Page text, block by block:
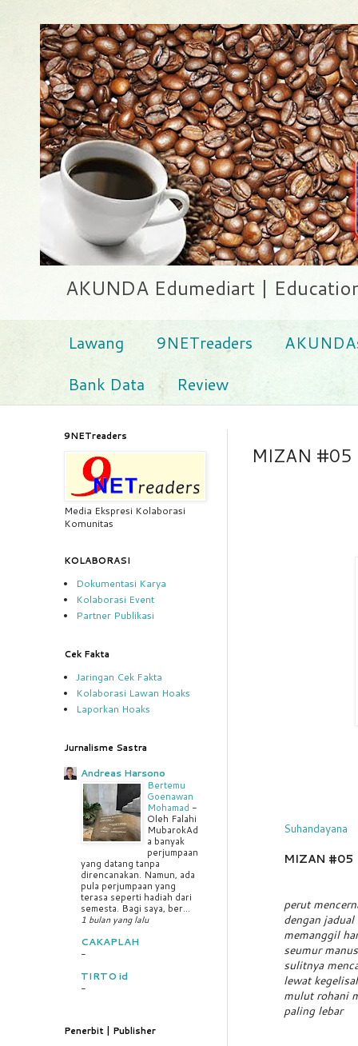
AKUNDA Edumediart |
Lawang 9NETreaders
Bank Data
Review
MIZAN #05
Suhandayana
MIZAN #05
perut
dengan jadual
memanggil
seumur
sulitnya
lewat
mulut rohani
paling lebar
9NETreaders
Media Ekspresi Kolaborasi
Komunitas
KOLABORASI
Dokumentasi Karya
Kolaborasi Event
Partner Publikasi
Cek Fakta
Jaringan Cek Fakta
Kolaborasi Lawan Hoaks
Laporkan Hoaks
Jurnalisme Sastra
Andreas Harsono
Bertemu
Goenawan
Mohamad -
Oleh Falahi
MubarokAd
a banyak
perjumpaan
yang datang tanpa
direncanakan. Namun, ada
pula perjumpaan yang
terasa seperti hadiah dari
semesta. Bagi saya, ber...
1 bulan yang lalu
CAKAPLAH
-
TIRTO id
-
Penerbit | Publisher